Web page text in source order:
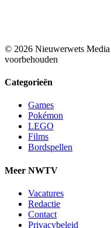
© 2026 Nieuwerwets
voorbehouden
Categorieën
Games
Pokémon
LEGO
Films
Bordspellen
Meer NWTV
Vacatures
Redactie
Contact
Privacybeleid